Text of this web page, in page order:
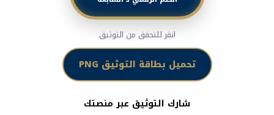
انقر للتحقق من التوثيق
تحميل بطاقة التوثيق PNG
شارك التوثيق عبر منصتك